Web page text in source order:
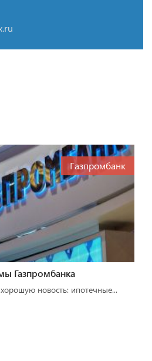
Газпромбанк
Газпромбанка
новость: ипотечные...